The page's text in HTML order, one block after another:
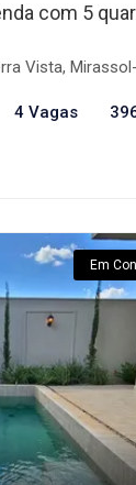
com 5
Vista,
4 Vagas
Em